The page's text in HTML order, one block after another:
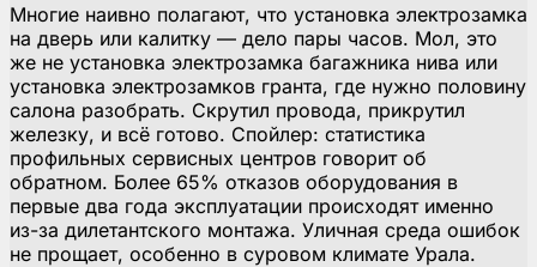
Многие наивно полагают, что установка электрозамка
на дверь или калитку — дело пары часов. Мол, это
же не установка электрозамка багажника нива или
установка электрозамков гранта, где нужно половину
салона разобрать. Скрутил провода, прикрутил
железку, и всё готово. Спойлер: статистика
профильных сервисных центров говорит об
обратном. Более 65% отказов оборудования в
первые два года эксплуатации происходят именно
из-за дилетантского монтажа. Уличная среда ошибок
не прощает, особенно в суровом климате Урала.